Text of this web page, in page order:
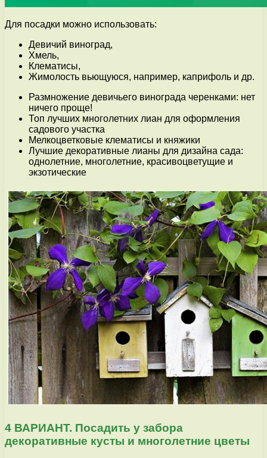
Для посадки можно использовать:
Девичий виноград,
Хмель,
Клематисы,
Жимолость вьющуюся, например, каприфоль и др.
Размножение девичьего винограда черенками: нет
ничего проще!
Топ лучших многолетних лиан для оформления
садового участка
Мелкоцветковые клематисы и княжики
Лучшие декоративные лианы для дизайна сада:
однолетние, многолетние, красивоцветущие и
экзотические
4 ВАРИАНТ. Посадить у забора
декоративные кусты и многолетние цветы